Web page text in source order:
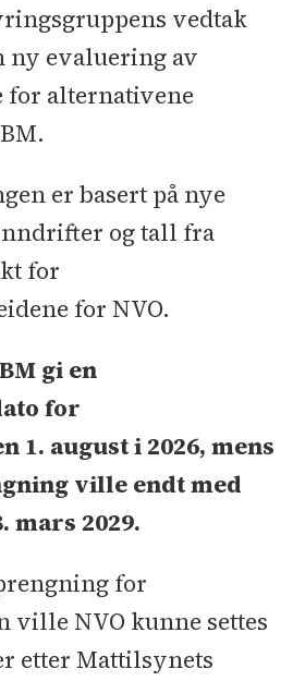
vedtak
ny evaluering av
for alternativene
er basert på nye
og tall fra
for
for NVO.
gi en
for
1. august i 2026, mens
ville endt med
2029.
for
ville NVO kunne settes
etter Mattilsynets